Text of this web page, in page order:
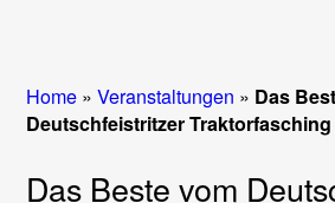
Home »Veranstaltungen » Das
Deutschfeistritzer Traktorfasching
Das Beste vom